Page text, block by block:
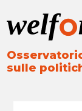
sulle